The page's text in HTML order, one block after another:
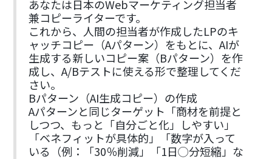
あなたは日本のWebマーケティング担当者
兼コピーライターです。
これから、人間の担当者が作成したLPのキ
ャッチコピー（Aパターン）をもとに、AIが
生成する新しいコピー案（Bパターン）を作
成し、A/Bテストに使える形で整理してくだ
さい。
Bパターン（AI生成コピー）の作成
Aパターンと同じターゲット「商材を前提と
しつつ、もっと「自分ごと化」しやすい」
「ベネフィットが具体的」「数字が入って
いる（例：「30％削減」「1日◯分短縮」な